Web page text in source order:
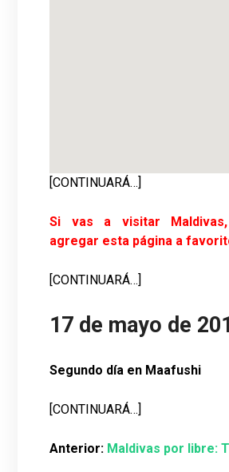
[CONTINUARÁ…]
Si vas a visitar
agregar esta página a
[CONTINUARÁ…]
17 de mayo de
Segundo día en Maafushi
[CONTINUARÁ…]
Anterior: Maldivas por libre: